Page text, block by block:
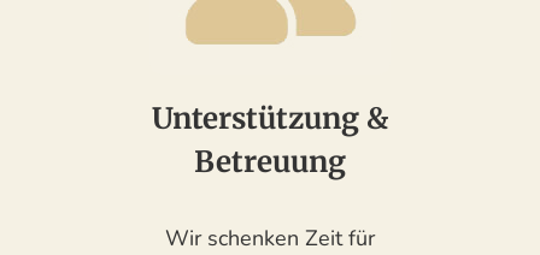
Unterstützung &
Betreuung
Wir schenken Zeit für